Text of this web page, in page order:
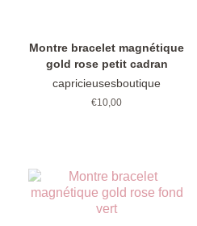
Montre bracelet magnétique
gold rose petit cadran
capricieusesboutique
Prix
€10,00